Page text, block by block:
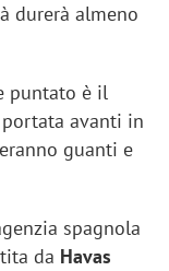
durerà almeno
puntato è il
portata avanti in
guanti e
spagnola
da Havas